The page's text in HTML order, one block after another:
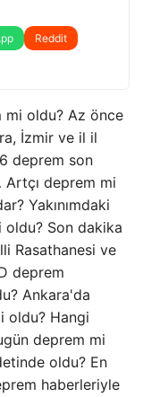
Reddit
mi oldu? Az önce
İzmir ve il il
deprem son
deprem mi
Yakınımdaki
oldu? Son dakika
Rasathanesi ve
deprem
Ankara'da
oldu? Hangi
deprem mi
oldu? En
haberleriyle